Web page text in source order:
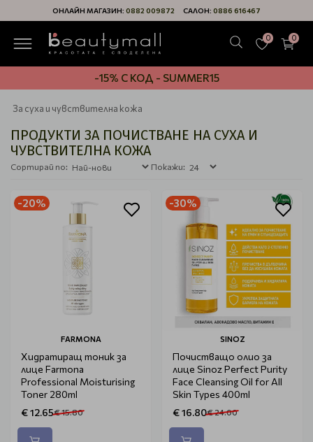
ОНЛАЙН МАГАЗИН: 0882 009872 САЛОН: 0886 616467
0 0
-15% С КОД - SUMMER15
За суха и чувствителна кожа
ПРОДУКТИ ЗА ПОЧИСТВАНЕ НА СУХА И
ЧУВСТВИТЕЛНА КОЖА
Сортирай по: Покажи:
-20%
FARMONA
Хидратиращ тоник за
лице Farmona
Professional Moisturising
Toner 280ml
€ 12.65€ 15.80
-30%
SINOZ
Почистващо олио за
лице Sinoz Perfect Purity
Face Cleansing Oil for All
Skin Types 400ml
€ 16.80€ 24.00